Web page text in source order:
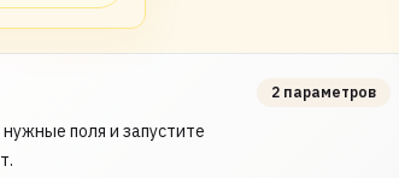
поля и запустите
2 параметров